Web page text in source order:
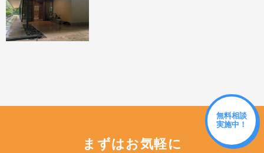
無料相談
実施中！
まずはお気軽に